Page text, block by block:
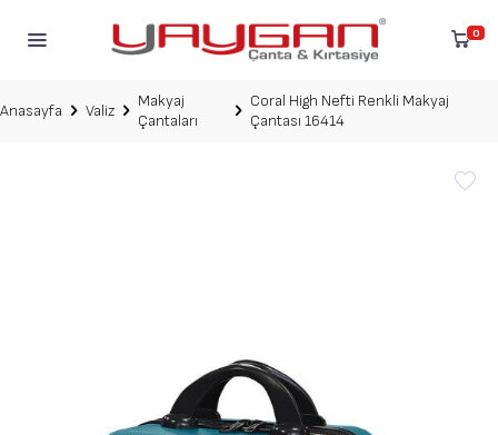
0
Anasayfa Valiz
Makyaj
Çantaları
Coral High Nefti Renkli Makyaj
Çantası 16414